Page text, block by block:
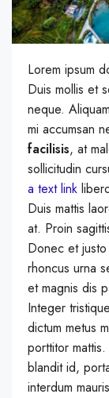
Lorem ipsum
Duis mollis et
neque.
mi accumsan
facilisis, at
sollicitudin
a text link
Duis mattis
at. Proin
Donec et
rhoncus urna
et magnis dis
Integer
dictum metus
porttitor
blandit id,
interdum